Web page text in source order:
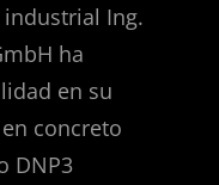
Ing.
ha
en su
concreto
DNP3